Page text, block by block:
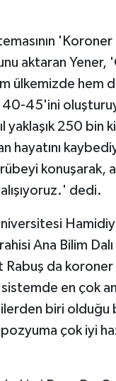
aktaran Yener,
ülkemizde hem
40-45'ini
yaklaşık 250 bin
hayatını
konuşarak,
dedi.
Ana Bilim Dalı
Rabuş da
en çok
biri olduğu
çok iyi